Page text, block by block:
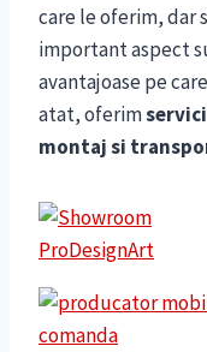
care le oferim, dar
important aspect
avantajoase pe
atat, oferim
montaj si